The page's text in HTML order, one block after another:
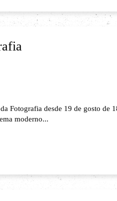
Fotografia desde 19 de gosto de
moderno...